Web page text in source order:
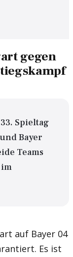
gegen
Spieltag
Bayer
Teams
auf Bayer 04
Es ist